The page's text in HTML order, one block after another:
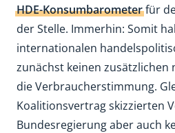
HDE-Konsumbarometerfür
der Stelle. Immerhin: Somit
internationalen
zunächst keinen zusätzlichen
die Verbraucherstimmung.
Koalitionsvertrag skizzierten
Bundesregierung aber auch